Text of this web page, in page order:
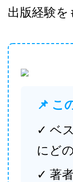
出版経験
📌 こ
✓ ベ
にど
✓ 著